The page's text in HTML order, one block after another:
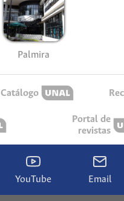
Palmira
Catálogo
Portal de
revistas
YouTube Email